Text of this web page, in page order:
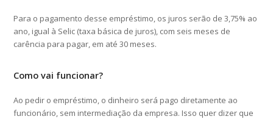
Para o pagamento desse empréstimo, os juros serão de 3,75% ao
ano, igual à Selic (taxa básica de juros), com seis meses de
carência para pagar, em até 30 meses.
Como vai funcionar?
Ao pedir o empréstimo, o dinheiro será pago diretamente ao
funcionário, sem intermediação da empresa. Isso quer dizer que